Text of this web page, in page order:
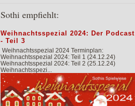
Sothi empfiehlt:
Weihnachtsspezial 2024: Der Podcast
- Teil 3
Weihnachtsspezial 2024 Terminplan:
Weihnachtsspezial 2024: Teil 1 (24.12.24)
Weihnachtsspezial 2024: Teil 2 (25.12.24)
Weihnachtsspezi...